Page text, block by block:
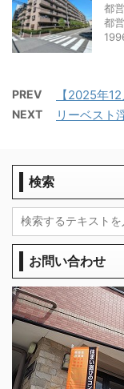
都
都
PREV 【2025年
NEXT リーベスト
検索
お問い合わせ